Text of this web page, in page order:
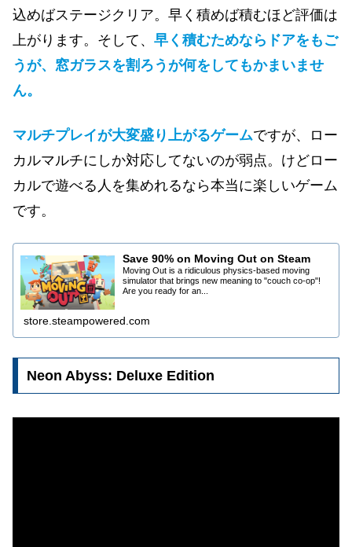
込めばステージクリア。早く積めば積むほど評価は
上がります。そして、 早く積むためならドアをもご
うが、窓ガラスを割ろうが何をしてもかまいませ
ん。
マルチプレイが大変盛り上がるゲームですが、ロー
カルマルチにしか対応してないのが弱点。けどロー
カルで遊べる人を集めれるなら本当に楽しいゲーム
です。
Save 90% on Moving Out on Steam
Moving Out is a ridiculous physics-based moving
simulator that brings new meaning to "couch co-op"!
Are you ready for an...
store.steampowered.com
Neon Abyss: Deluxe Edition